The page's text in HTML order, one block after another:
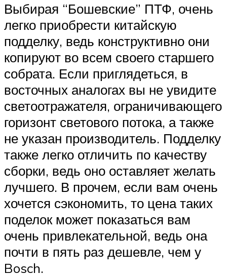
Выбирая “Бошевские” ПТФ, очень
легко приобрести китайскую
подделку, ведь конструктивно они
копируют во всем своего старшего
собрата. Если приглядеться, в
восточных аналогах вы не увидите
светоотражателя, ограничивающего
горизонт светового потока, а также
не указан производитель. Подделку
также легко отличить по качеству
сборки, ведь оно оставляет желать
лучшего. В прочем, если вам очень
хочется сэкономить, то цена таких
поделок может показаться вам
очень привлекательной, ведь она
почти в пять раз дешевле, чем у
Bosch.